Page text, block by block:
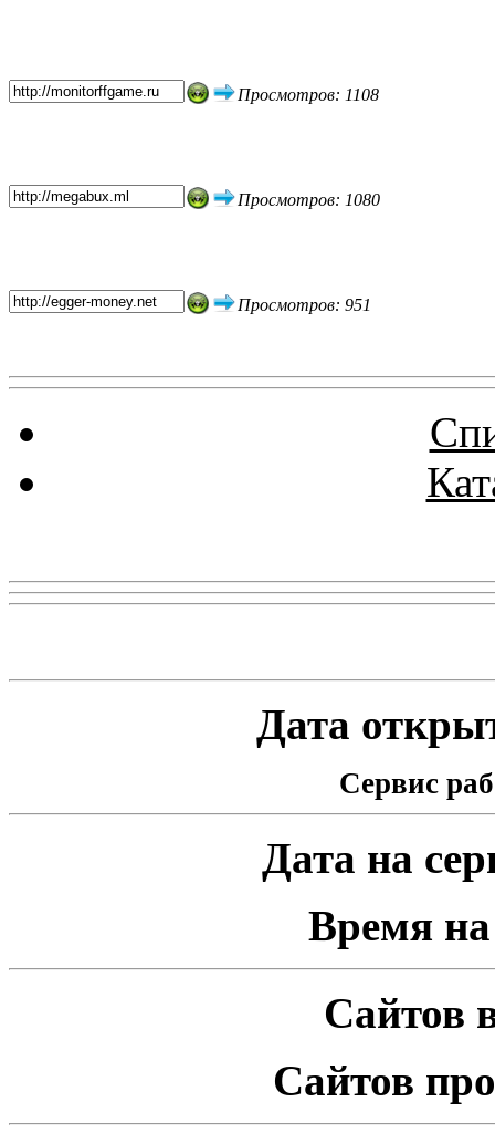
Просмотров: 1108
Просмотров: 1080
Просмотров: 951
Дата
Сервис
Дата на
Время на
Сайтов
Сайтов